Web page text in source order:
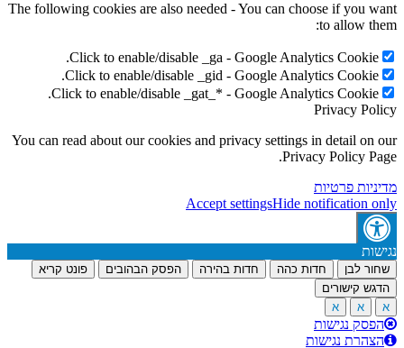
The following cookies are also needed - You can choose if you want
to allow them:
Click to enable/disable _ga - Google Analytics Cookie.
Click to enable/disable _gid - Google Analytics Cookie.
Click to enable/disable _gat_* - Google Analytics Cookie.
Privacy Policy
You can read about our cookies and privacy settings in detail on our
Privacy Policy Page.
מדיניות פרטיות
Accept settingsHide notification only
נגישות
שחור לבן חדות כהה חדות בהירה הפסק הבהובים
פונט קריא
הדגש קישורים
א
א א
הפסק נגישות
הצהרת נגישות